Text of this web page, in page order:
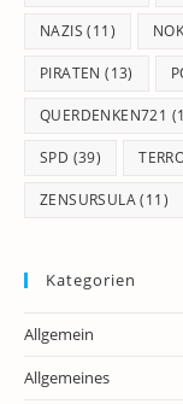
NAZIS (11)
PIRATEN (13)
QUERDENKEN721
SPD (39)
ZENSURSULA(11)
Kategorien
Allgemein
Allgemeines